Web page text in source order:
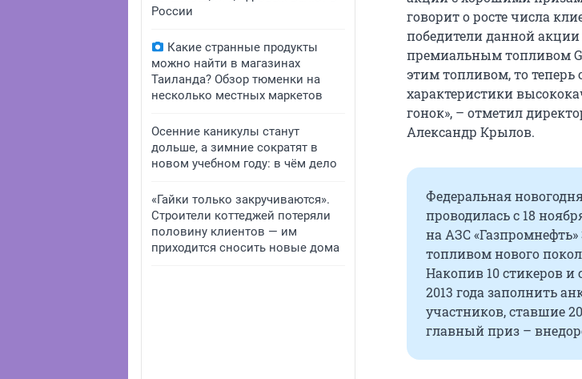
России
Какие странные продукты
можно найти в магазинах
Таиланда? Обзор тюменки на
несколько местных маркетов
Осенние каникулы станут
дольше, а зимние сократят в
новом учебном году: в чём дело
«Гайки только закручиваются».
Строители коттеджей потеряли
половину клиентов — им
приходится сносить новые дома
говорит о росте числа
победители данной
премиальным топливом
этим топливом, то
характеристики
гонок», – отметил
Александр Крылов.
Федеральная
проводилась с 18
на АЗС
топливом нового
Накопив 10 стикеров и
2013 года заполнить
участников, ставшие
главный приз –